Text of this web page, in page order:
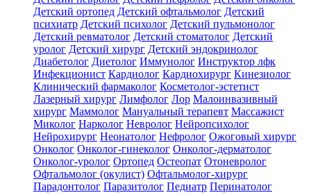
Детский ортопед Детский офтальмолог Детский
психиатр Детский психолог Детский пульмонолог
Детский ревматолог Детский стоматолог Детский
уролог Детский хирург Детский эндокринолог
Диабетолог Диетолог Иммунолог Инструктор лфк
Инфекционист Кардиолог Кардиохирург Кинезиолог
Клинический фармаколог Косметолог-эстетист
Лазерный хирург Лимфолог Лор Малоинвазивный
хирург Маммолог Мануальный терапевт Массажист
Миколог Нарколог Невролог Нейропсихолог
Нейрохирург Неонатолог Нефролог Ожоговый хирург
Онколог Онколог-гинеколог Онколог-дерматолог
Онколог-уролог Ортопед Остеопат Отоневролог
Офтальмолог (окулист) Офтальмолог-хирург
Парадонтолог Паразитолог Педиатр Перинатолог